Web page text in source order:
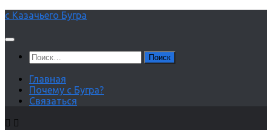
Перейти
содержимому
с Казачьего Бугра
Найти:
Главная
Почему с Бугра?
Связаться